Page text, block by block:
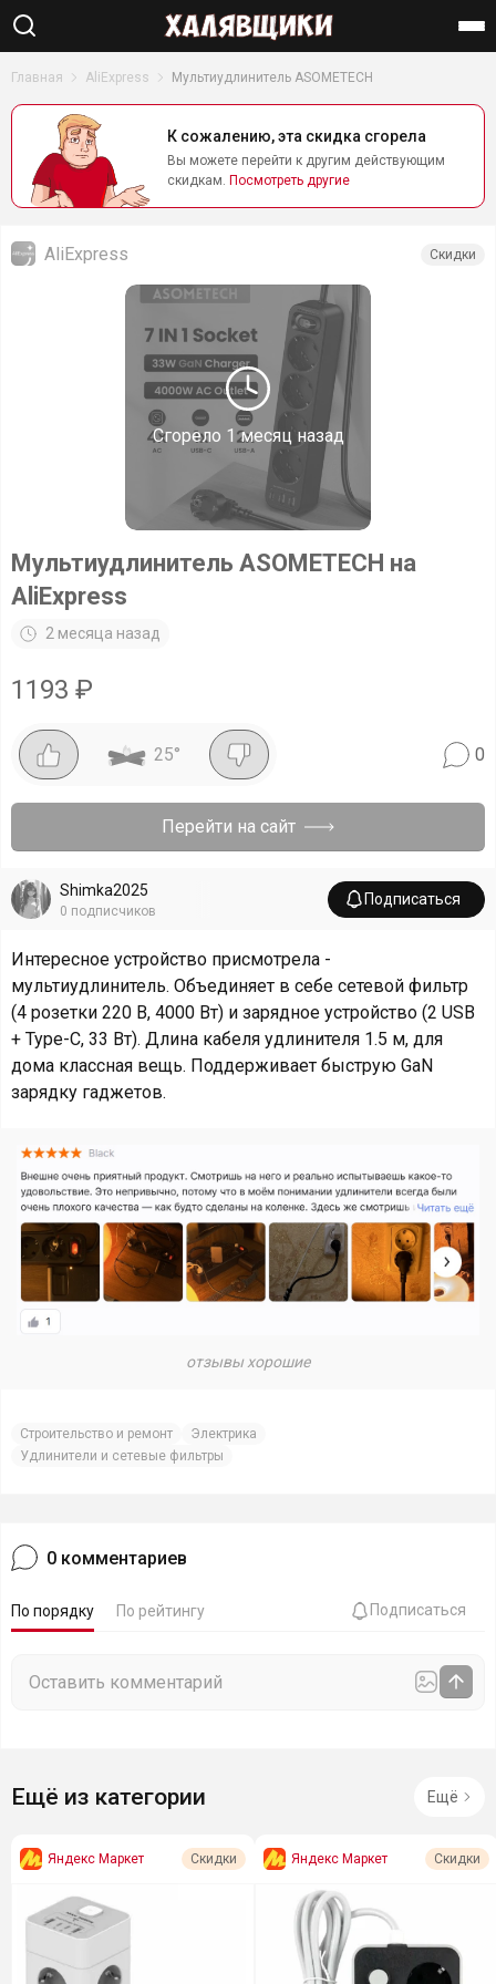
Главная AliExpress Мультиудлинитель ASOMETECH
К сожалению, эта скидка сгорела
Вы можете перейти к другим действующим
скидкам. Посмотреть другие
Сгорело 1 месяц назад
AliExpress Скидки
Мультиудлинитель ASOMETECH на
AliExpress
2 месяца назад
1193 ₽
25° 0
Перейти на сайт
Shimka2025
0 подписчиков
Подписаться
Интересное устройство присмотрела -
мультиудлинитель. Объединяет в себе сетевой фильтр
(4 розетки 220 В, 4000 Вт) и зарядное устройство (2 USB
+ Type-C, 33 Вт). Длина кабеля удлинителя 1.5 м, для
дома классная вещь. Поддерживает быструю GaN
зарядку гаджетов.
отзывы хорошие
Строительство и ремонт
Электрика
Удлинители и сетевые фильтры
0 комментариев
По порядку По рейтингу Подписаться
Ещё из категории Ещё
Яндекс Маркет Скидки Яндекс Маркет Скидки